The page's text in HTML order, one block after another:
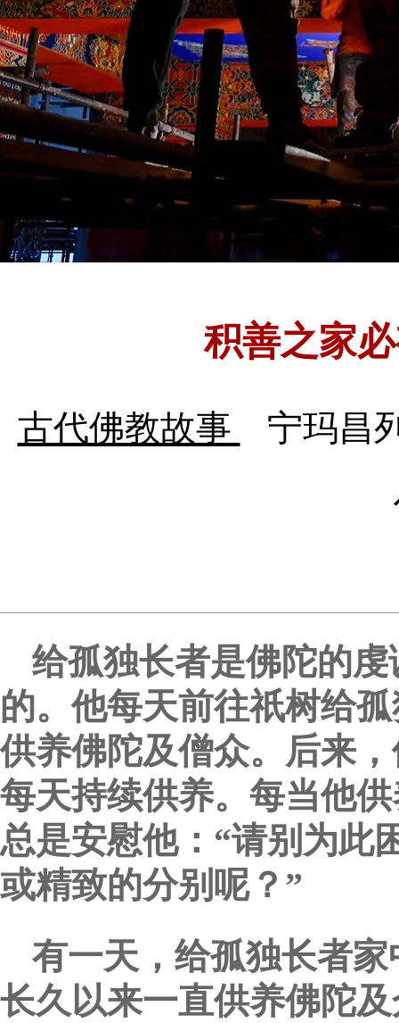
积善之家
古代佛教故事
宁玛昌
给孤独长者是佛陀的
的。他每天前往祇树给
供养佛陀及僧众。后来
每天持续供养。每当他
总是安慰他：“请别为此
或精致的分别呢？”
有一天，给孤独长者
长久以来一直供养佛陀